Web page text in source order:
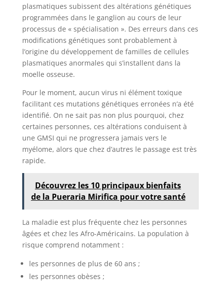
plasmatiques subissent des altérations génétiques
programmées dans le ganglion au cours de leur
processus de « spécialisation ». Des erreurs dans ces
modifications génétiques sont probablement à
l’origine du développement de familles de cellules
plasmatiques anormales qui s’installent dans la
moelle osseuse.
Pour le moment, aucun virus ni élément toxique
facilitant ces mutations génétiques erronées n’a été
identifié. On ne sait pas non plus pourquoi, chez
certaines personnes, ces altérations conduisent à
une GMSI qui ne progressera jamais vers le
myélome, alors que chez d’autres le passage est très
rapide.
Découvrez les 10 principaux bienfaits
de la Pueraria Mirifica pour votre santé
La maladie est plus fréquente chez les personnes
âgées et chez les Afro-Américains. La population à
risque comprend notamment :
les personnes de plus de 60 ans ;
les personnes obèses ;